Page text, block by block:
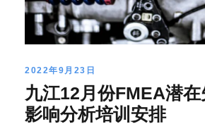
2022年9月23日
九江12月份FMEA潜
影响分析培训安排